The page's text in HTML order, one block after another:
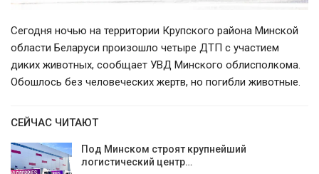
Сегодня ночью на территории Крупского района Минской
области Беларуси произошло четыре ДТП с участием
диких животных, сообщает УВД Минского облисполкома.
Обошлось без человеческих жертв, но погибли животные.
СЕЙЧАС ЧИТАЮТ
Под Минском строят крупнейший
логистический центр…